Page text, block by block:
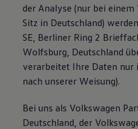
der Analyse (nur bei
Sitz in Deutschland)
SE, Berliner Ring 2
Wolfsburg, Deutschland
verarbeitet Ihre Daten nur
nach unserer Weisung).
Bei uns als Volkswagen
Deutschland, der